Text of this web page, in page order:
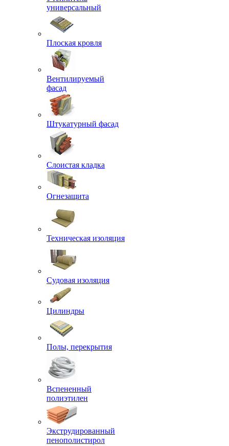
универсальный
Плоская кровля
Вентилируемый
фасад
Штукатурный фасад
Слоистая кладка
Огнезащита
Техническая изоляция
Судовая изоляция
Цилиндры
Полы, перекрытия
Вспененный
полиэтилен
Экструдированный
пенополистирол